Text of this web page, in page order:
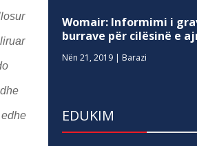
Womair: Informimi i
burrave për cilësinë e
Nën 21, 2019 | Barazi
EDUKIM